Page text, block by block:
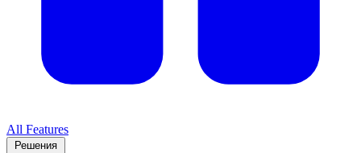
All Features